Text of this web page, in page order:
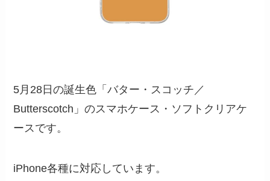
5月28日の誕生色「バター・スコッチ／
Butterscotch」のスマホケース・ソフトクリアケ
ースです。
iPhone各種に対応しています。